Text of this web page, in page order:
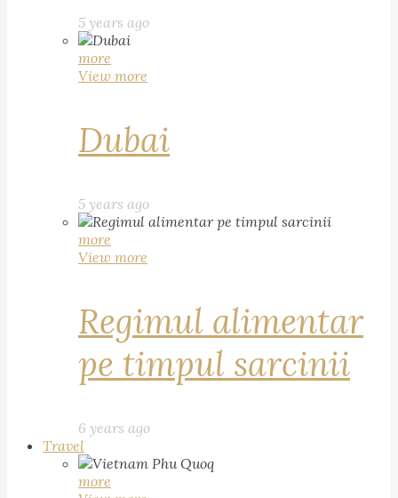
5 years ago
more
View more
Dubai
5 years ago
more
View more
Regimul alimentar
pe timpul sarcinii
6 years ago
Travel
more